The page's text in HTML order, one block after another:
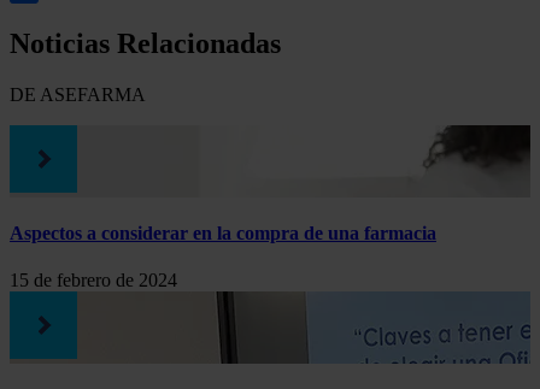
Noticias Relacionadas
DE ASEFARMA
Aspectos a considerar en la compra de una farmacia
15 de febrero de 2024